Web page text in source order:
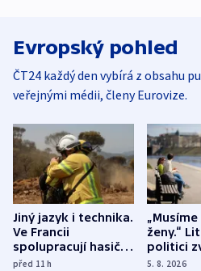
Evropský pohled
ČT24 každý den vybírá z obsahu
veřejnými médii, členy Eurovize.
Jiný jazyk i technika.
Ve Francii
spolupracují hasiči z
různých zemí
před 11h
ženy.“
politici
dohodu o
5. 8. 2026